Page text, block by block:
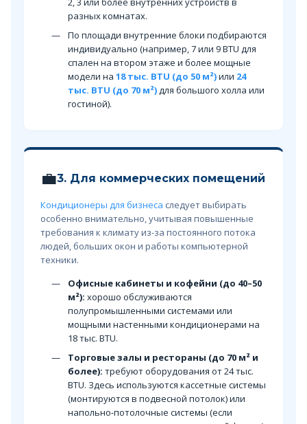
разных комнатах.
По площади внутренние блоки подбираются
индивидуально (например, 7 или 9 BTU для
спален на втором этаже и более мощные
модели на 18 тыс. BTU (до 50 м²)или 24
тыс. BTU (до 70 м²)для большого холла или
гостиной).
💼3. Для коммерческих помещений
Кондиционеры для бизнеса следует выбирать
особенно внимательно, учитывая повышенные
требования к климату из-за постоянного потока
людей, больших окон и работы компьютерной
техники.
Офисные кабинеты и кофейни (до 40–50
м²): хорошо обслуживаются
полупромышленными системами или
мощными настенными кондиционерами на
18 тыс. BTU.
Торговые залы и рестораны (до 70 м² и
более): требуют оборудования от 24 тыс.
BTU. Здесь используются кассетные системы
(монтируются в подвесной потолок) или
напольно-потолочные системы (если